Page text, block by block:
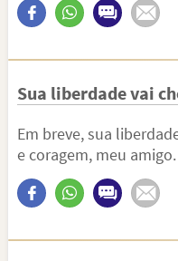
Sua liberdade vai
Em breve, sua
e coragem, meu amigo.